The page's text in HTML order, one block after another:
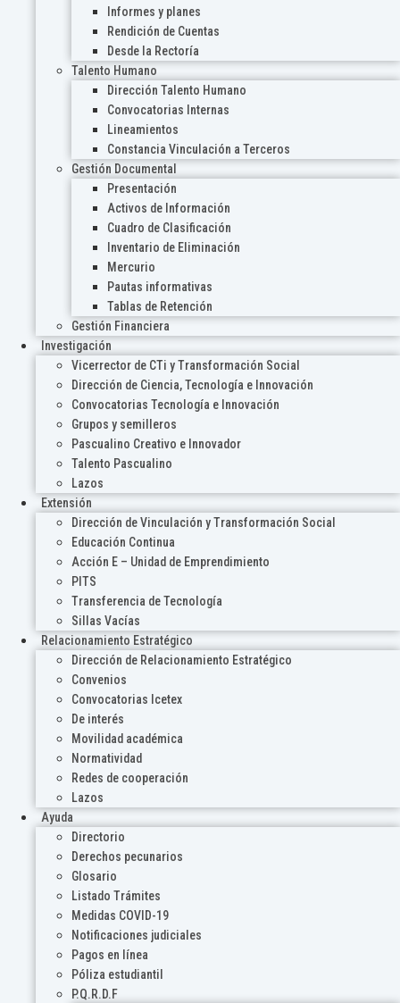
Informes y planes
Rendición de Cuentas
Desde la Rectoría
Talento Humano
Dirección Talento Humano
Convocatorias Internas
Lineamientos
Constancia Vinculación a Terceros
Gestión Documental
Presentación
Activos de Información
Cuadro de Clasificación
Inventario de Eliminación
Mercurio
Pautas informativas
Tablas de Retención
Gestión Financiera
Investigación
Vicerrector de CTi y Transformación Social
Dirección de Ciencia, Tecnología e Innovación
Convocatorias Tecnología e Innovación
Grupos y semilleros
Pascualino Creativo e Innovador
Talento Pascualino
Lazos
Extensión
Dirección de Vinculación y Transformación Social
Educación Continua
Acción E – Unidad de Emprendimiento
PITS
Transferencia de Tecnología
Sillas Vacías
Relacionamiento Estratégico
Dirección de Relacionamiento Estratégico
Convenios
Convocatorias Icetex
De interés
Movilidad académica
Normatividad
Redes de cooperación
Lazos
Ayuda
Directorio
Derechos pecunarios
Glosario
Listado Trámites
Medidas COVID-19
Notificaciones judiciales
Pagos en línea
Póliza estudiantil
P.Q.R.D.F